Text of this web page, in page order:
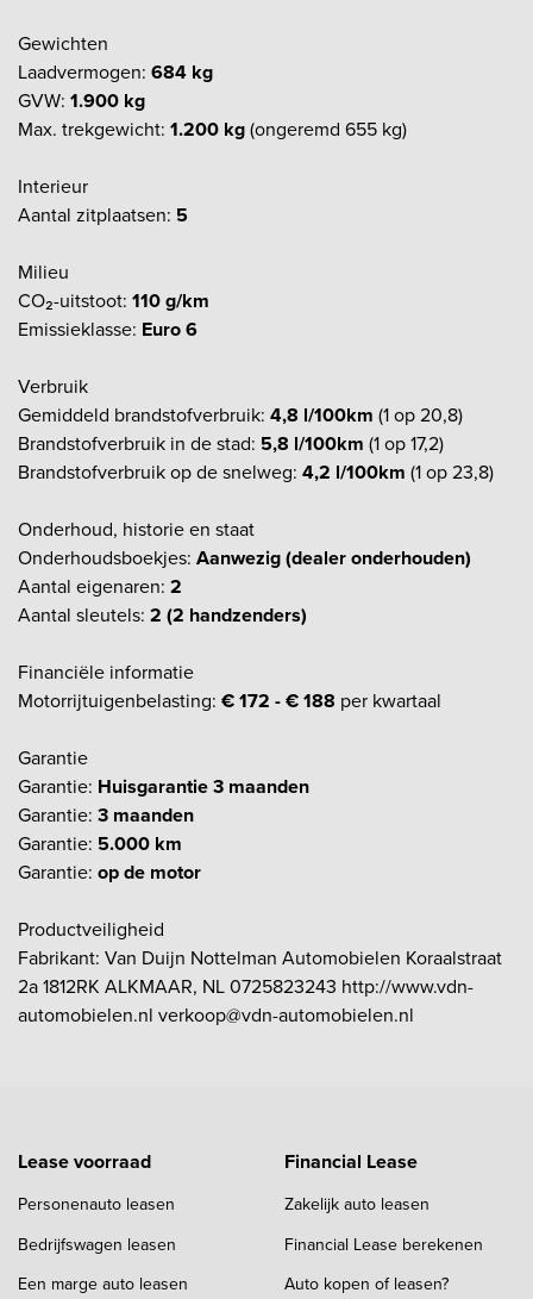
Gewichten
Laadvermogen: 684 kg
GVW: 1.900 kg
Max. trekgewicht: 1.200 kg(ongeremd 655 kg)
Interieur
Aantal zitplaatsen: 5
Milieu
CO₂-uitstoot: 110 g/km
Emissieklasse: Euro 6
Verbruik
Gemiddeld brandstofverbruik: 4,8 l/100km (1 op 20,8)
Brandstofverbruik in de stad: 5,8 l/100km (1 op 17,2)
Brandstofverbruik op de snelweg: 4,2 l/100km (1 op 23,8)
Onderhoud, historie en staat
Onderhoudsboekjes: Aanwezig (dealer onderhouden)
Aantal eigenaren: 2
Aantal sleutels: 2 (2 handzenders)
Financiële informatie
Motorrijtuigenbelasting: € 172 - € 188 per kwartaal
Garantie
Garantie: Huisgarantie 3 maanden
Garantie: 3 maanden
Garantie: 5.000 km
Garantie: op de motor
Productveiligheid
Fabrikant: Van Duijn Nottelman Automobielen Koraalstraat
2a 1812RK ALKMAAR, NL 0725823243 http://www.vdn-
automobielen.nl verkoop@vdn-automobielen.nl
Lease voorraad
Personenauto leasen
Bedrijfswagen leasen
Een marge auto leasen
Financial Lease
Zakelijk auto leasen
Financial Lease berekenen
Auto kopen of leasen?